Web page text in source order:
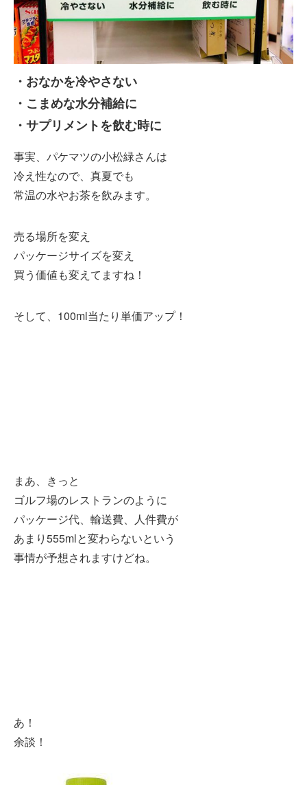
・おなかを冷やさない
・こまめな水分補給に
・サプリメントを飲む時に
事実、パケマツの小松緑さんは
冷え性なので、真夏でも
常温の水やお茶を飲みます。
売る場所を変え
パッケージサイズを変え
買う価値も変えてますね！
そして、100ml当たり単価アップ！
まあ、きっと
ゴルフ場のレストランのように
パッケージ代、輸送費、人件費が
あまり555mlと変わらないという
事情が予想されますけどね。
あ！
余談！